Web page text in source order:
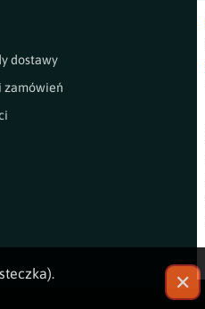
dostawy
zamówień
✕